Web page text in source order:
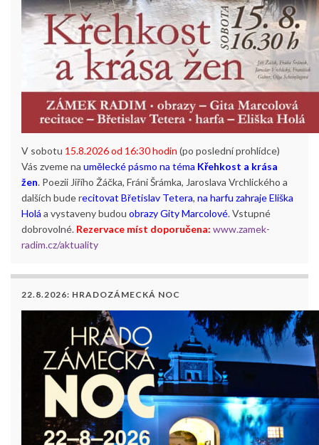
V sobotu 15.8.2026 od 16:30 hodin (po poslední prohlídce)
Vás zveme na umělecké pásmo na téma Křehkost a krása
žen. Poezii Jiřího Žáčka, Fráni Šrámka, Jaroslava Vrchlického a
dalších bude recitovat Břetislav Tetera, na harfu zahraje Eliška
Holá a vystaveny budou obrazy Gity Marcolové. Vstupné
dobrovolné. Rezervace míst doporučena: www.zamek-
radim.cz/aktuality
22.8.2026: HRADOZÁMECKÁ NOC